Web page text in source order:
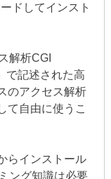
ドしてインスト
解析CGI
で記述された高
のアクセス解析
て自由に使うこ
らインストール
ング知識は必要